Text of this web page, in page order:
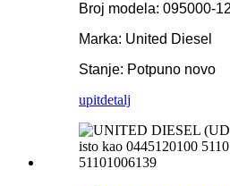
Broj modela: 095000-
Marka: United Diesel
Stanje: Potpuno novo
upitdetalj